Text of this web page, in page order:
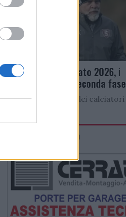
Ritiro precampionato 2026, i
convocati per la seconda fase
Di seguito l’elenco dei calciatori
IMACO Promosolution